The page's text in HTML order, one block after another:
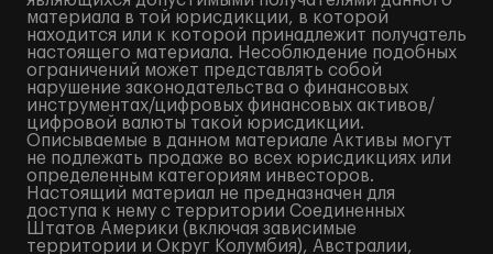
материала в той юрисдикции, в которой
находится или к которой принадлежит получатель
настоящего материала. Несоблюдение подобных
ограничений может представлять собой
нарушение законодательства о финансовых
инструментах/цифровых финансовых активов/
цифровой валюты такой юрисдикции.
Описываемые в данном материале Активы могут
не подлежать продаже во всех юрисдикциях или
определенным категориям инвесторов.
Настоящий материал не предназначен для
доступа к нему с территории Соединенных
Штатов Америки (включая зависимые
территории и Округ Колумбия), Австралии,